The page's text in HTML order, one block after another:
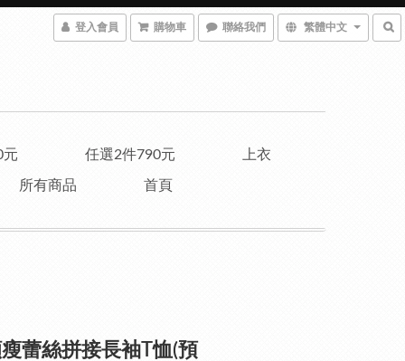
登入會員 購物車 聯絡我們 繁體中文
元 任選2件790元 上衣
所有商品 首頁
蕾絲拼接長袖T恤(預